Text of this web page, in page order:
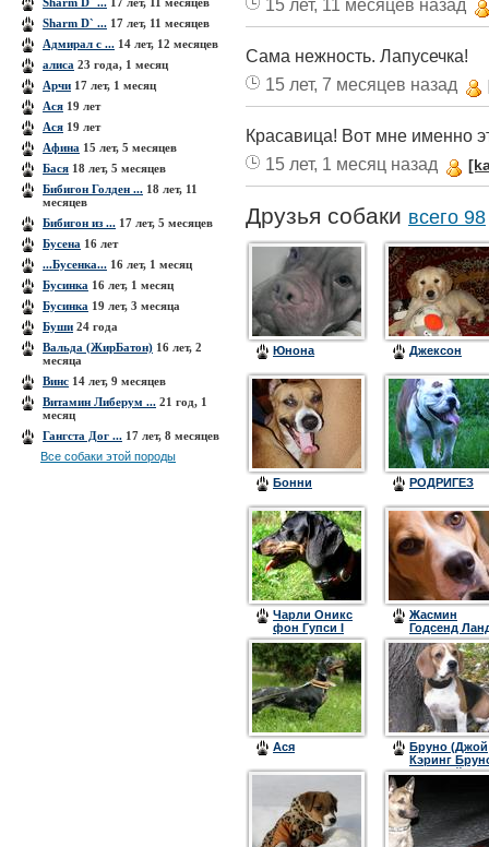
Sharm D` ... 17 лет, 11 месяцев
Адмирал с ... 14 лет, 12 месяцев
алиса 23 года, 1 месяц
Арчи 17 лет, 1 месяц
Ася 19 лет
Ася 19 лет
Афина 15 лет, 5 месяцев
Бася 18 лет, 5 месяцев
Бибигон Голден ... 18 лет, 11
месяцев
Бибигон из ... 17 лет, 5 месяцев
Бусена 16 лет
...Бусенка... 16 лет, 1 месяц
Бусинка 16 лет, 1 месяц
Бусинка 19 лет, 3 месяца
Буши 24 года
Вальда (ЖирБатон) 16 лет, 2
месяца
Винс 14 лет, 9 месяцев
Витамин Либерум ... 21 год, 1
месяц
Гангста Дог ... 17 лет, 8 месяцев
Все собаки этой породы
15 лет, 11 месяцев назад
Сама нежность. Лапусечка!
15 лет, 7 месяцев назад
Красавица! Вот мне именно
15 лет, 1 месяц назад
Друзья собаки всего 98
Юнона Джексон
Бонни РОДРИГЕЗ
Чарли Оникс
фон Гупси I
(сокр. Чапа)
Жасмин
Годсенд
К
Ася
Бруно (Джой
Кэринг
с лесной
поляны)